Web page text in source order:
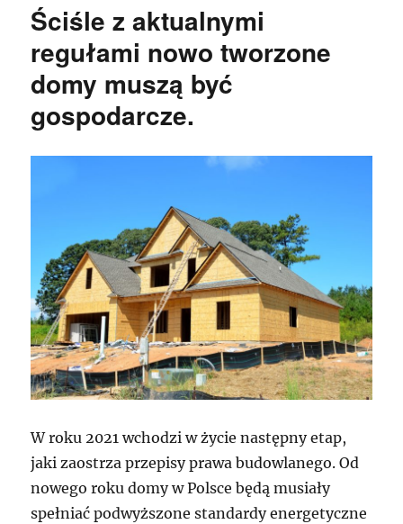
Ściśle z aktualnymi
regułami nowo tworzone
domy muszą być
gospodarcze.
W roku 2021 wchodzi w życie następny etap,
jaki zaostrza przepisy prawa budowlanego. Od
nowego roku domy w Polsce będą musiały
spełniać podwyższone standardy energetyczne